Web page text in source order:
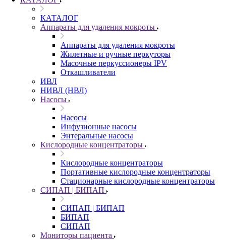
КАТАЛОГ
Аппараты для удаления мокроты
Аппараты для удаления мокроты
Жилетные и ручные перкуторы
Масочные перкуссионеры IPV
Откашливатели
ИВЛ
НИВЛ (НВЛ)
Насосы
Насосы
Инфузионные насосы
Энтеральные насосы
Кислородные концентраторы
Кислородные концентраторы
Портативные кислородные концентраторы
Стационарные кислородные концентраторы
СИПАП | БИПАП
СИПАП | БИПАП
БИПАП
СИПАП
Мониторы пациента